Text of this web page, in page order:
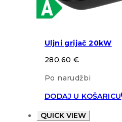
Uljni grijač 20kW
280,60 €
Po narudžbi
DODAJ U KOŠARICU
QUICK VIEW